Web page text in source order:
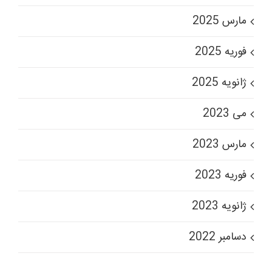
مارس 2025
فوریه 2025
ژانویه 2025
می 2023
مارس 2023
فوریه 2023
ژانویه 2023
دسامبر 2022